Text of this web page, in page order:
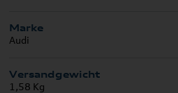
Marke
Audi
Versandgewicht
1,58 Kg